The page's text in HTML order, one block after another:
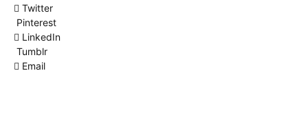
Twitter
Pinterest
LinkedIn
Tumblr
Email